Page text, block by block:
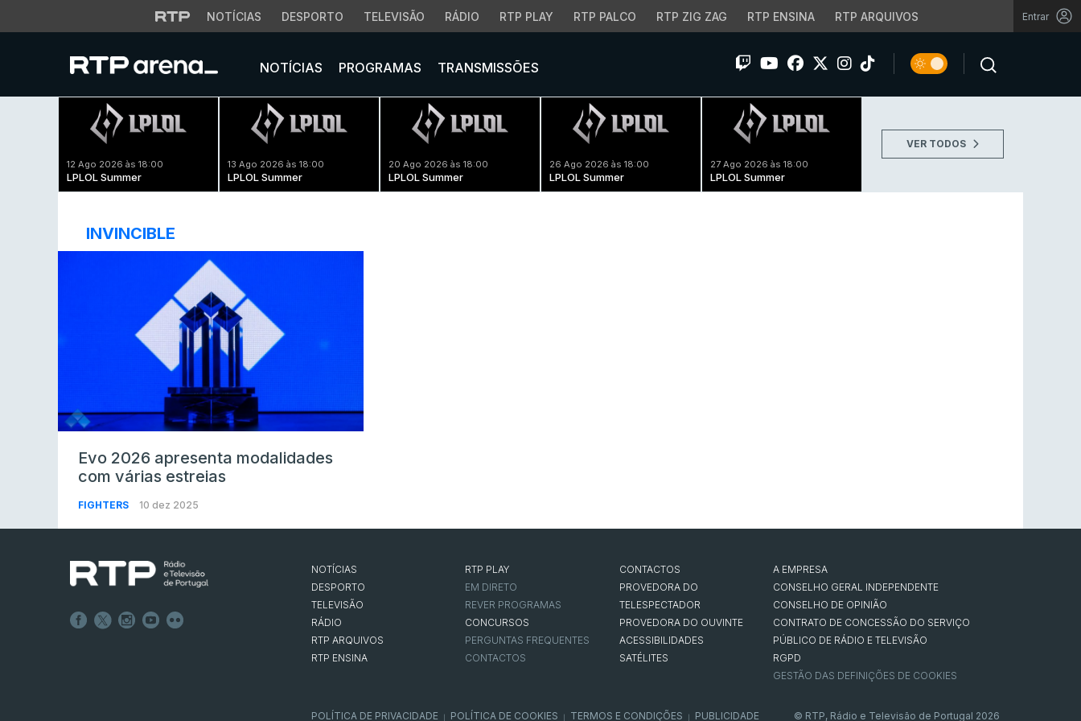
NOTÍCIAS DESPORTO TELEVISÃO RÁDIO RTP PLAY RTP PALCO RTP ZIG ZAG RTP ENSINA RTP ARQUIVOS Entrar
NOTÍCIAS PROGRAMAS TRANSMISSÕES
12 Ago 2026 às 18:00
LPLOL Summer
13 Ago 2026 às 18:00
LPLOL Summer
20 Ago 2026 às 18:00
LPLOL Summer
26 Ago 2026 às 18:00
LPLOL Summer
27 Ago 2026 às 18:00
LPLOL Summer
VER TODOS
INVINCIBLE
Evo 2026 apresenta modalidades
com várias estreias
FIGHTERS 10 dez 2025
NOTÍCIAS
DESPORTO
TELEVISÃO
RÁDIO
RTP ARQUIVOS
RTP ENSINA
RTP PLAY
EM DIRETO
REVER PROGRAMAS
CONCURSOS
PERGUNTAS FREQUENTES
CONTACTOS
CONTACTOS
PROVEDORA DO
TELESPECTADOR
PROVEDORA DO OUVINTE
ACESSIBILIDADES
SATÉLITES
A EMPRESA
CONSELHO GERAL INDEPENDENTE
CONSELHO DE OPINIÃO
CONTRATO DE CONCESSÃO DO SERVIÇO
PÚBLICO DE RÁDIO E TELEVISÃO
RGPD
GESTÃO DAS DEFINIÇÕES DE COOKIES
POLÍTICA DE PRIVACIDADE POLÍTICA DE COOKIES TERMOS E CONDIÇÕES PUBLICIDADE © RTP, Rádio e Televisão de Portugal 2026